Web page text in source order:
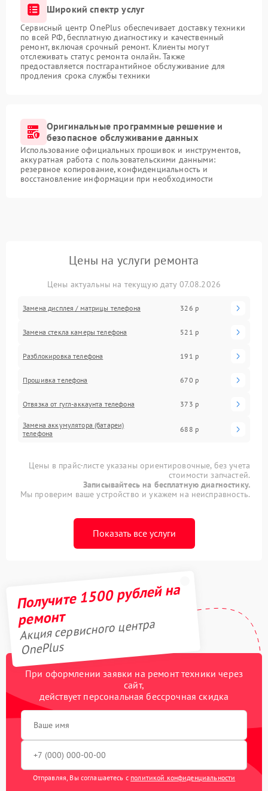
Широкий спектр услуг
Сервисный центр OnePlus обеспечивает доставку техники
по всей РФ, бесплатную диагностику и качественный
ремонт, включая срочный ремонт. Клиенты могут
отслеживать статус ремонта онлайн. Также
предоставляется постгарантийное обслуживание для
продления срока службы техники
Оригинальные программные решение и
безопасное обслуживание данных
Использование официальных прошивок и инструментов,
аккуратная работа с пользовательскими данными:
резервное копирование, конфиденциальность и
восстановление информации при необходимости
Цены на услуги ремонта
Цены актуальны на текущую дату 07.08.2026
Замена дисплея / матрицы телефона 326 р
Замена стекла камеры телефона 521 р
Разблокировка телефона 191 р
Прошивка телефона 670 р
Отвязка от гугл-аккаунта телефона 373 р
Замена аккумулятора (батареи)
телефона
688 р
Цены в прайс-листе указаны ориентировочные, без учета
стоимости запчастей.
Записывайтесь на бесплатную диагностику.
Мы проверим ваше устройство и укажем на неисправность.
Показать все услуги
Получите 1500 рублей на
ремонт
Акция сервисного центра
OnePlus
При оформлении заявки на ремонт техники через
сайт,
действует персональная бессрочная скидка
Отправляя, Вы соглашаетесь с политикой конфиденциальности